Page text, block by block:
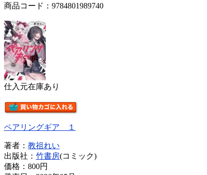
商品コード：9784801989740
仕入元在庫あり
ペアリングギア １
著者： 教祖れい
出版社： 竹書房(コミック)
価格： 800円